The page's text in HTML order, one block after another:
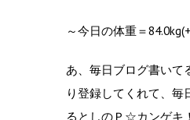
～今日の体重＝
あ、毎日ブログ書いて
り登録してくれて、毎
るとしのＰ☆カンゲキ